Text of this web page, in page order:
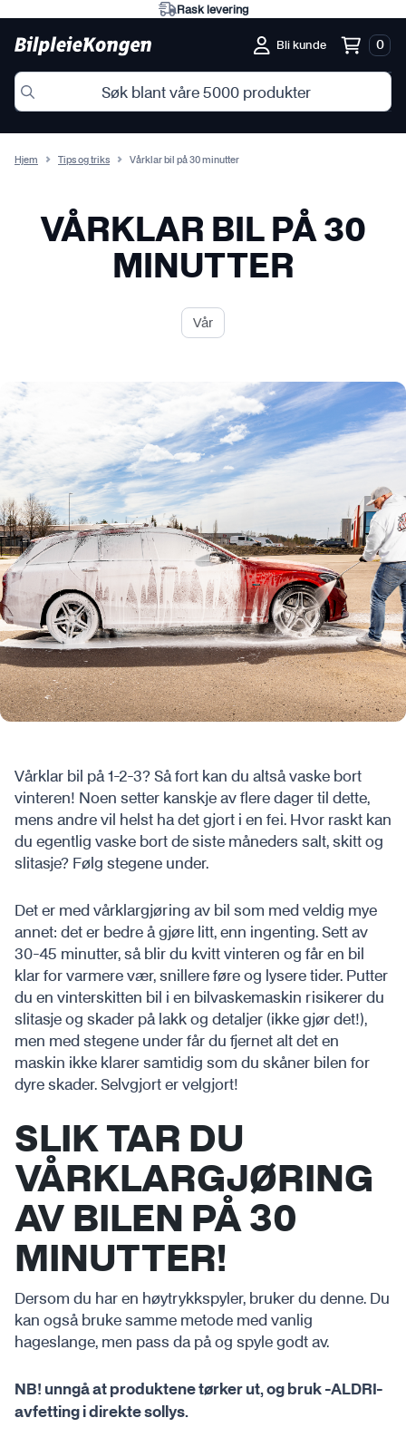
Rask levering
Bli kunde 0
Hjem Tips og triks Vårklar bil på 30 minutter
VÅRKLAR BIL PÅ 30
MINUTTER
Vår
Vårklar bil på 1-2-3? Så fort kan du altså vaske bort
vinteren! Noen setter kanskje av flere dager til dette,
mens andre vil helst ha det gjort i en fei. Hvor raskt kan
du egentlig vaske bort de siste måneders salt, skitt og
slitasje? Følg stegene under.
Det er med vårklargjøring av bil som med veldig mye
annet: det er bedre å gjøre litt, enn ingenting. Sett av
30-45 minutter, så blir du kvitt vinteren og får en bil
klar for varmere vær, snillere føre og lysere tider. Putter
du en vinterskitten bil i en bilvaskemaskin risikerer du
slitasje og skader på lakk og detaljer (ikke gjør det!),
men med stegene under får du fjernet alt det en
maskin ikke klarer samtidig som du skåner bilen for
dyre skader. Selvgjort er velgjort!
SLIK TAR DU
VÅRKLARGJØRING
AV BILEN PÅ 30
MINUTTER!
Dersom du har en høytrykkspyler, bruker du denne. Du
kan også bruke samme metode med vanlig
hageslange, men pass da på og spyle godt av.
NB! unngå at produktene tørker ut, og bruk -ALDRI-
avfetting i direkte sollys.